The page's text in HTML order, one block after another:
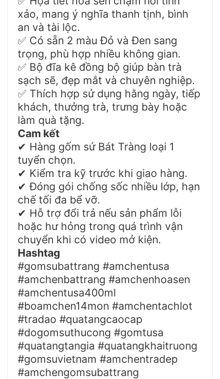
xảo, mang ý nghĩa thanh tịnh, bình
an và tài lộc.
✅ Có sẵn 2 màu Đỏ và Đen sang
trọng, phù hợp nhiều không gian.
✅ Bộ đĩa kê đồng bộ giúp bàn trà
sạch sẽ, đẹp mắt và chuyên nghiệp.
✅ Thích hợp sử dụng hằng ngày, tiếp
khách, thưởng trà, trưng bày hoặc
làm quà tặng.
Cam kết
✔ Hàng gốm sứ Bát Tràng loại 1
tuyển chọn.
✔ Kiểm tra kỹ trước khi giao hàng.
✔ Đóng gói chống sốc nhiều lớp, hạn
chế tối đa bể vỡ.
✔ Hỗ trợ đổi trả nếu sản phẩm lỗi
hoặc hư hỏng trong quá trình vận
chuyển khi có video mở kiện.
Hashtag
#gomsubattrang #amchentusa
#amchenbattrang #amchenhoasen
#amchentusa400ml
#boamchen14mon #amchentachlot
#tradao #quatangcaocap
#dogomsuthucong #gomtusa
#quatangtangia #quatangkhaitruong
#gomsuvietnam #amchentradep
#amchengomsubattrang